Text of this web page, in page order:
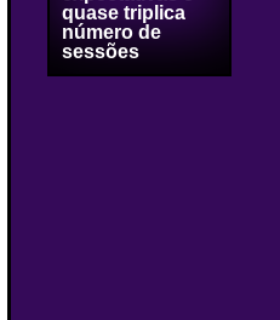
quase triplica
número de
sessões